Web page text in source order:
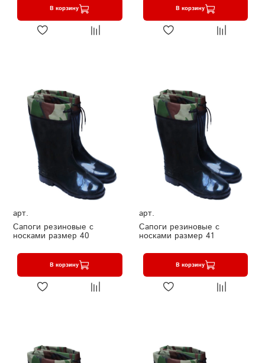
В корзину В корзину
арт.
Сапоги резиновые с
носками размер 40
В корзину
арт.
Сапоги резиновые с
носками размер 41
В корзину